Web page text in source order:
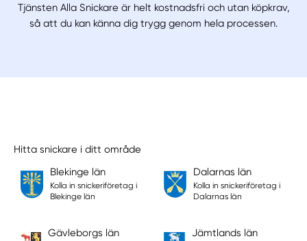
Tjänsten Alla Snickare är helt kostnadsfri och utan köpkrav,
så att du kan känna dig trygg genom hela processen.
Hitta snickare i ditt område
Blekinge län
Kolla in snickeriföretag i
Blekinge län
Dalarnas län
Kolla in snickeriföretag i
Dalarnas län
Gävleborgs län Jämtlands län